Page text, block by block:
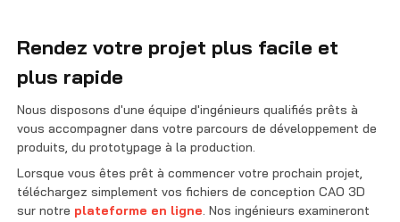
À propos
Rendez votre projet plus facile et
plus rapide
Nous disposons d'une équipe d'ingénieurs qualifiés prêts à
vous accompagner dans votre parcours de développement de
produits, du prototypage à la production.
Lorsque vous êtes prêt à commencer votre prochain projet,
téléchargez simplement vos fichiers de conception CAO 3D
sur notre plateforme en ligne . Nos ingénieurs examineront